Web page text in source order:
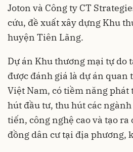
Joton và Công ty CT
cứu, đề xuất xây dựng Khu
huyện Tiên Lãng.
Dự án Khu thương mại tự do
được đánh giá là dự án quan
Việt Nam, có tiềm năng
hút đầu tư, thu hút các
tiến, công nghệ cao và tạo
đồng dân cư tại địa phương,